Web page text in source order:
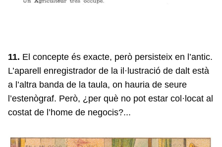
11. El concepte és exacte, però persisteix en l’antic.
L’aparell enregistrador de la il·lustració de dalt està
a l’altra banda de la taula, on hauria de seure
l’estenògraf. Però, ¿per què no pot estar col·locat al
costat de l’home de negocis?...